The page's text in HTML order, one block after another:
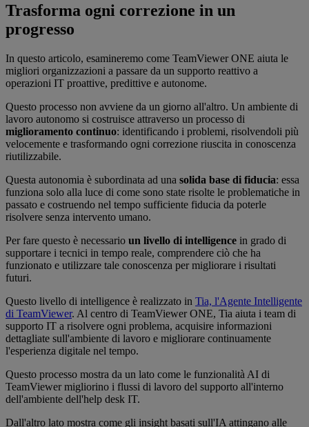
Trasforma ogni correzione in un
progresso
In questo articolo, esamineremo come TeamViewer ONE aiuta le
migliori organizzazioni a passare da un supporto reattivo a
operazioni IT proattive, predittive e autonome.
Questo processo non avviene da un giorno all'altro. Un ambiente di
lavoro autonomo si costruisce attraverso un processo di
miglioramento continuo: identificando i problemi, risolvendoli più
velocemente e trasformando ogni correzione riuscita in conoscenza
riutilizzabile.
Questa autonomia è subordinata ad una solida base di fiducia: essa
funziona solo alla luce di come sono state risolte le problematiche in
passato e costruendo nel tempo sufficiente fiducia da poterle
risolvere senza intervento umano.
Per fare questo è necessario un livello di intelligence in grado di
supportare i tecnici in tempo reale, comprendere ciò che ha
funzionato e utilizzare tale conoscenza per migliorare i risultati
futuri.
Questo livello di intelligence è realizzato in Tia, l'Agente Intelligente
di TeamViewer. Al centro di TeamViewer ONE, Tia aiuta i team di
supporto IT a risolvere ogni problema, acquisire informazioni
dettagliate sull'ambiente di lavoro e migliorare continuamente
l'esperienza digitale nel tempo.
Questo processo mostra da un lato come le funzionalità AI di
TeamViewer migliorino i flussi di lavoro del supporto all'interno
dell'ambiente dell'help desk IT.
Dall'altro lato mostra come gli insight basati sull'IA attingano alle